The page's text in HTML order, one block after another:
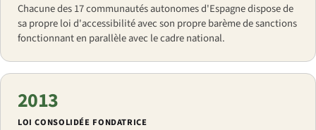
Chacune des 17 communautés autonomes d'Espagne dispose de
sa propre loi d'accessibilité avec son propre barème de sanctions
fonctionnant en parallèle avec le cadre national.
2013
LOI CONSOLIDÉE FONDATRICE